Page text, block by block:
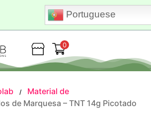
Portuguese
Loja
0
/
Material de
de Marquesa – TNT 14g Picotado